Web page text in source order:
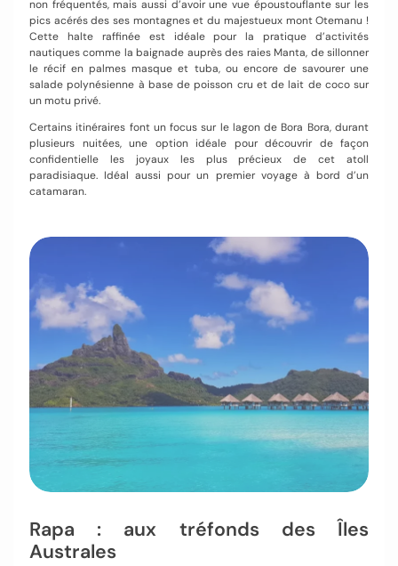
non fréquentés, mais aussi d’avoir une vue époustouflante sur les
pics acérés des ses montagnes et du majestueux mont Otemanu !
Cette halte raffinée est idéale pour la pratique d’activités
nautiques comme la baignade auprès des raies Manta, de sillonner
le récif en palmes masque et tuba, ou encore de savourer une
salade polynésienne à base de poisson cru et de lait de coco sur
un motu privé.
Certains itinéraires font un focus sur le lagon de Bora Bora, durant
plusieurs nuitées, une option idéale pour découvrir de façon
confidentielle les joyaux les plus précieux de cet atoll
paradisiaque. Idéal aussi pour un premier voyage à bord d’un
catamaran.
Rapa : aux tréfonds des Îles
Australes